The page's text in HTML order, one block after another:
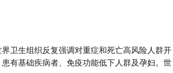
卫生组织反复强调对重症和死亡高风险人群开
有基础疾病者、免疫功能低下人群及孕妇。世